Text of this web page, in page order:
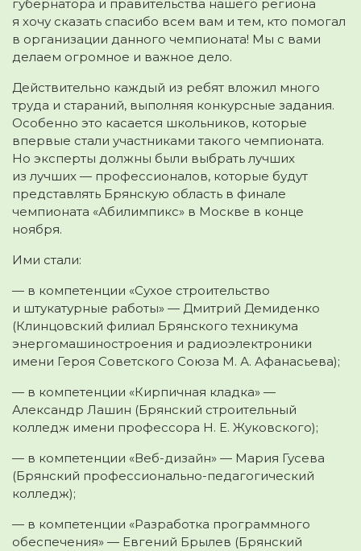
губернатора и правительства нашего региона
я хочу сказать спасибо всем вам и тем, кто помогал
в организации данного чемпионата! Мы с вами
делаем огромное и важное дело.
Действительно каждый из ребят вложил много
труда и стараний, выполняя конкурсные задания.
Особенно это касается школьников, которые
впервые стали участниками такого чемпионата.
Но эксперты должны были выбрать лучших
из лучших — профессионалов, которые будут
представлять Брянскую область в финале
чемпионата «Абилимпикс» в Москве в конце
ноября.
Ими стали:
— в компетенции «Сухое строительство
и штукатурные работы» — Дмитрий Демиденко
(Клинцовский филиал Брянского техникума
энергомашиностроения и радиоэлектроники
имени Героя Советского Союза М. А. Афанасьева);
— в компетенции «Кирпичная кладка» —
Александр Лашин (Брянский строительный
колледж имени профессора Н. Е. Жуковского);
— в компетенции «Веб-дизайн» — Мария Гусева
(Брянский профессионально-педагогический
колледж);
— в компетенции «Разработка программного
обеспечения» — Евгений Брылев (Брянский